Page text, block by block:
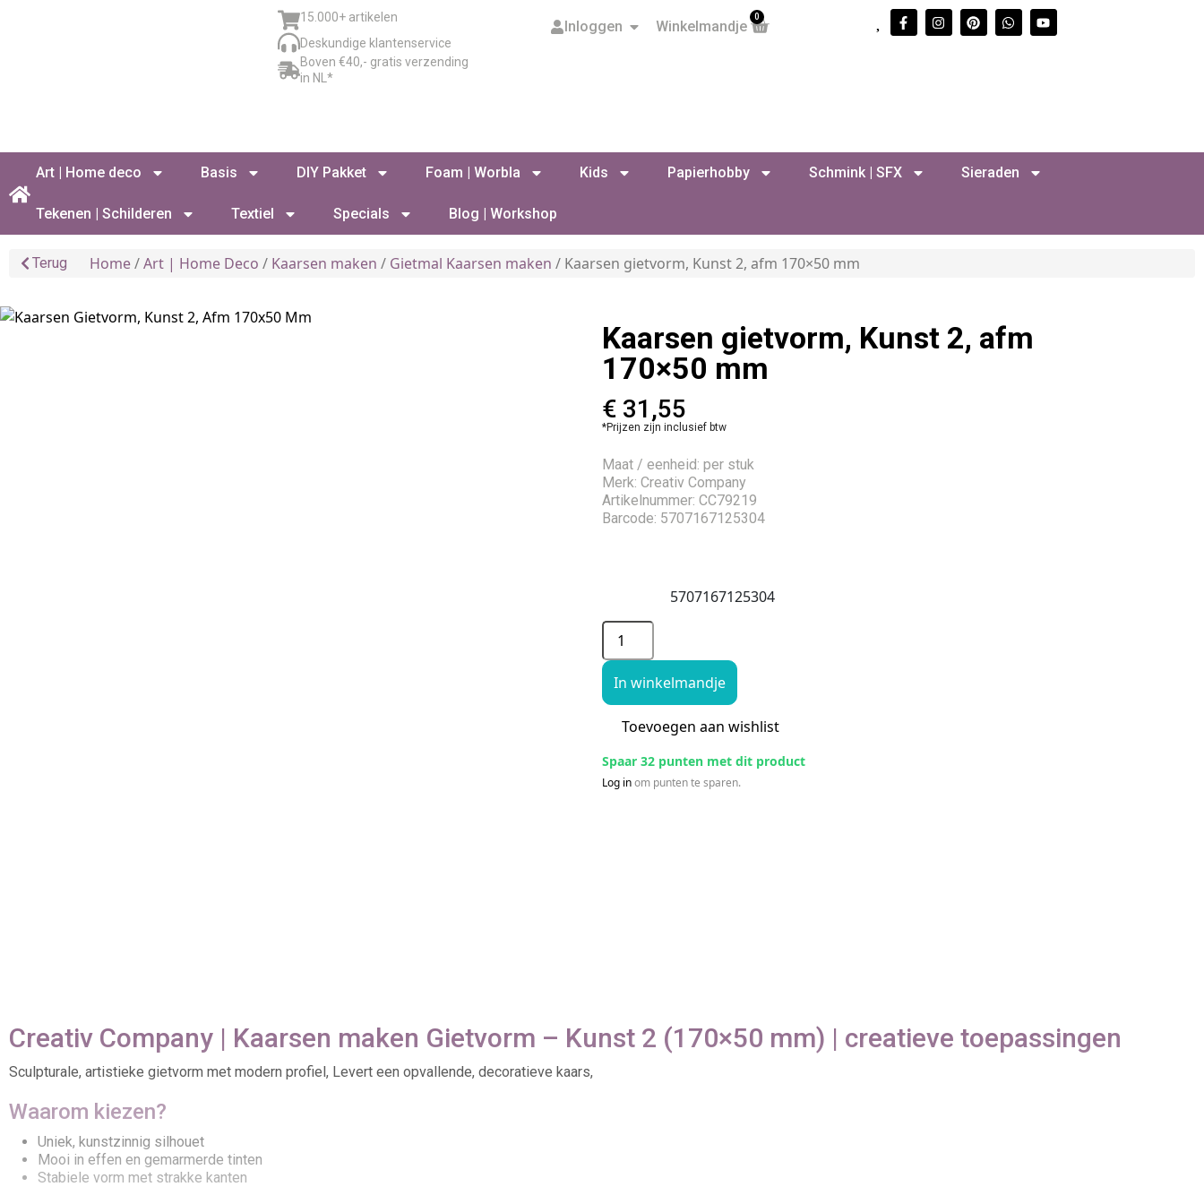
15.000+ artikelen
Deskundige klantenservice
Boven €40,- gratis verzending
in NL*
Inloggen Winkelmandje
0
Art | Home deco Basis DIY Pakket Foam | Worbla Kids Papierhobby Schmink | SFX Sieraden
Tekenen | Schilderen Textiel Specials Blog | Workshop
Terug Home/Art | Home Deco / Kaarsen maken / Gietmal Kaarsen maken / Kaarsen gietvorm, Kunst 2, afm 170×50 mm
Kaarsen gietvorm, Kunst 2, afm
170×50 mm
€ 31,55
*Prijzen zijn inclusief btw
Maat / eenheid: per stuk
Merk: Creativ Company
Artikelnummer: CC79219
Barcode: 5707167125304
5707167125304
In winkelmandje
Toevoegen aan wishlist
Spaar 32 punten met dit product
Log inom punten te sparen.
Creativ Company | Kaarsen maken Gietvorm – Kunst 2 (170×50 mm) | creatieve toepassingen
Sculpturale, artistieke gietvorm met modern profiel, Levert een opvallende, decoratieve kaars,
Waarom kiezen?
Uniek, kunstzinnig silhouet
Mooi in effen en gemarmerde tinten
Stabiele vorm met strakke kanten